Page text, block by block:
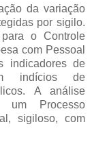
da variação
por sigilo.
o Controle
com Pessoal
indicadores de
indícios de
A análise
um Processo
sigiloso, com